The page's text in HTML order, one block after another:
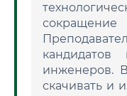
инженеров.
скачивать и